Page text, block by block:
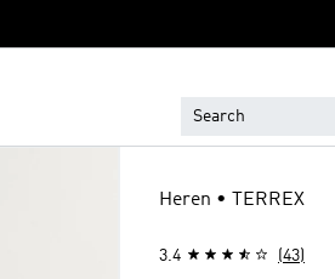
Heren • TERREX
3.4 (43)